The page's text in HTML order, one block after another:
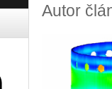
Autor